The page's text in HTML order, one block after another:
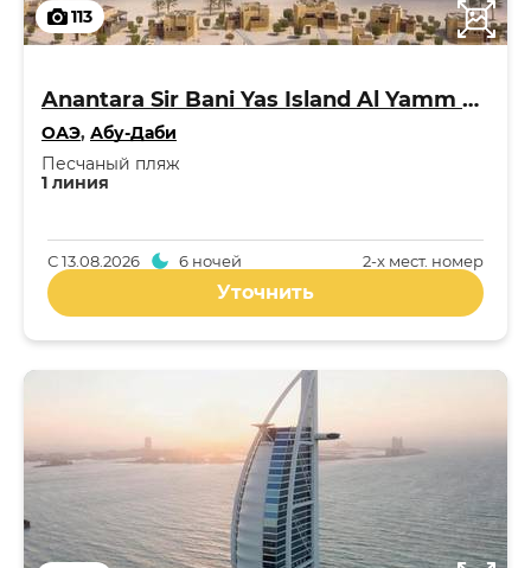
113
Anantara Sir Bani Yas Island Al Yamm Villa Resort 5*
ОАЭ, Абу-Даби
1 линия
Песчаный пляж
2-x мест. номер
С13.08.2026 6 ночей
Уточнить